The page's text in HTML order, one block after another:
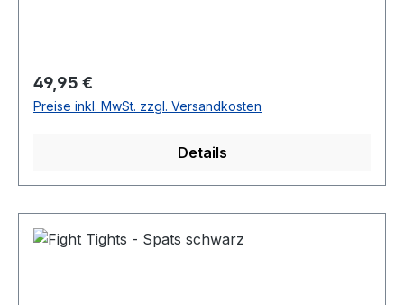
Regulärer Preis:
49,95 €
Preise inkl. MwSt. zzgl. Versandkosten
Details